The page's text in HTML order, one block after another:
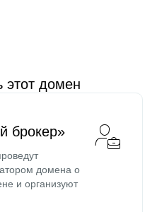
этот домен
брокер»
домена о
и организуют